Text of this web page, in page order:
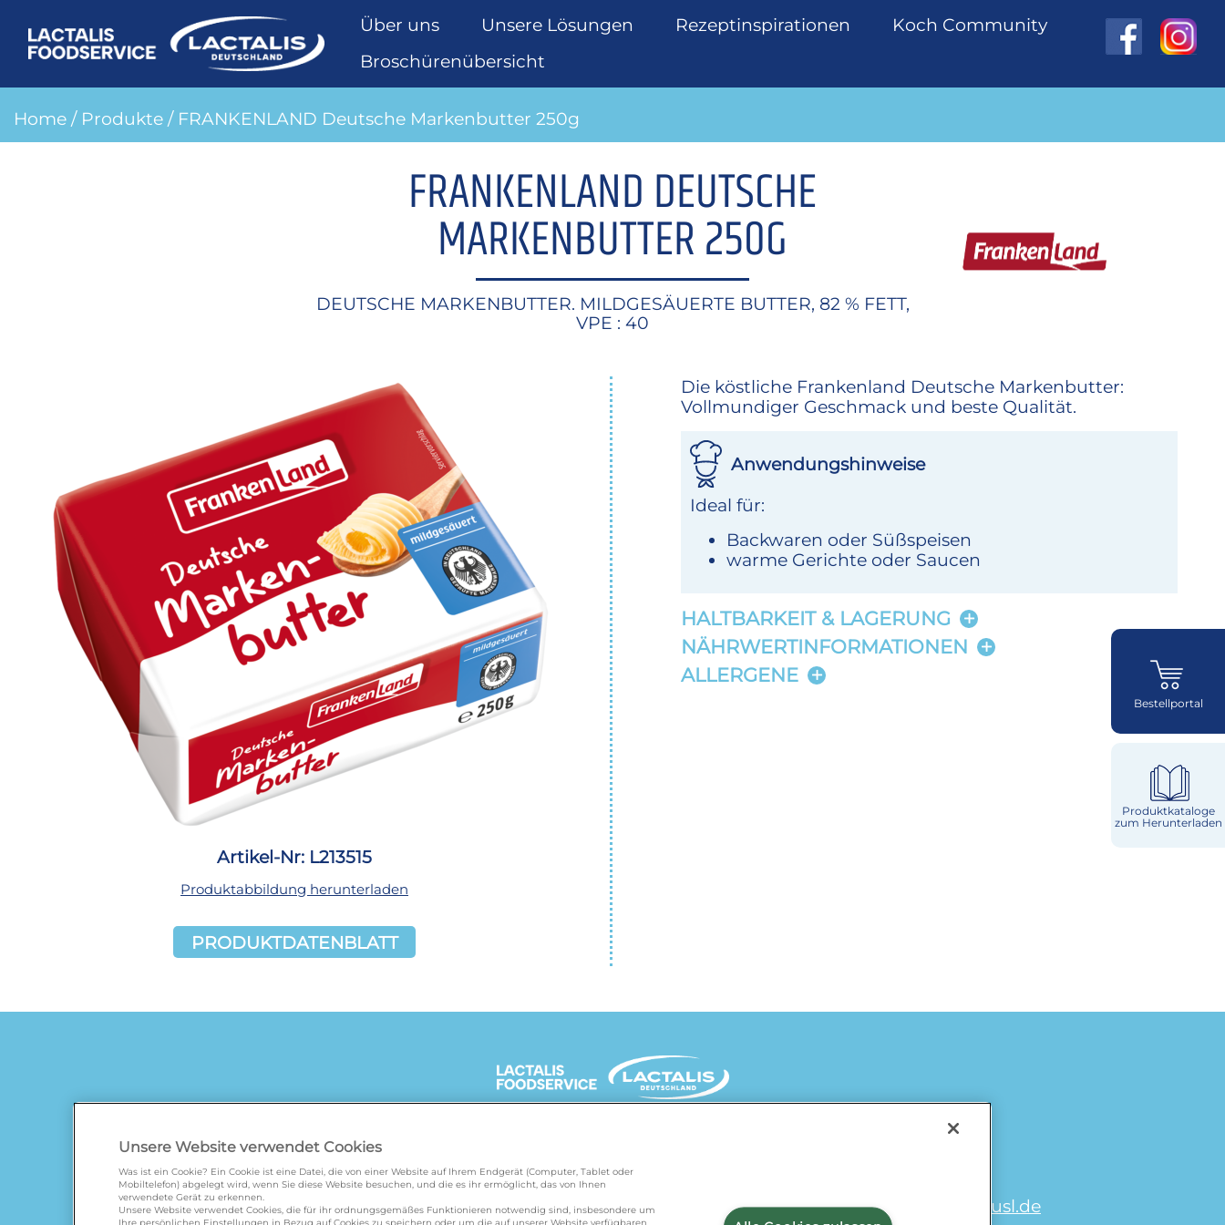
Über uns Unsere Lösungen Rezeptinspirationen
Koch Community
Broschürenübersicht
Home / Produkte / FRANKENLAND Deutsche Markenbutter 250g
FRANKENLAND DEUTSCHE
MARKENBUTTER 250G
DEUTSCHE MARKENBUTTER. MILDGESÄUERTE BUTTER, 82 % FETT,
VPE : 40
Artikel-Nr: L213515
Produktabbildung herunterladen
PRODUKTDATENBLATT
Die köstliche Frankenland Deutsche Markenbutter:
Vollmundiger Geschmack und beste Qualität.
Anwendungshinweise
Ideal für:
Backwaren oder Süßspeisen
warme Gerichte oder Saucen
HALTBARKEIT & LAGERUNG
NÄHRWERTINFORMATIONEN
ALLERGENE
UNSERE MARKENSEITEN
galbani.de/leerdammer.de/president.de/salakis.de/ frankenland.com/omiramilch.de minusl.de
Bestellportal
Produktkataloge
zum Herunterladen
Unsere Website verwendet Cookies
Was ist ein Cookie? Ein Cookie ist eine Datei, die von einer Website auf Ihrem Endgerät (Computer, Tablet oder
Mobiltelefon) abgelegt wird, wenn Sie diese Website besuchen, und die es ihr ermöglicht, das von Ihnen
verwendete Gerät zu erkennen.
Unsere Website verwendet Cookies, die für ihr ordnungsgemäßes Funktionieren notwendig sind, insbesondere um
Ihre persönlichen Einstellungen in Bezug auf Cookies zu speichern oder um die auf unserer Website verfügbaren